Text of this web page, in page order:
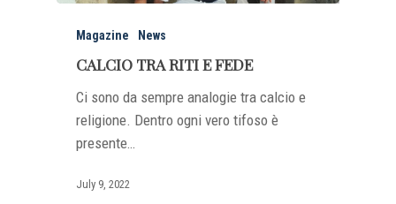
Magazine News
CALCIO TRA RITI E FEDE
Ci sono da sempre analogie tra calcio e
religione. Dentro ogni vero tifoso è
presente…
July 9, 2022